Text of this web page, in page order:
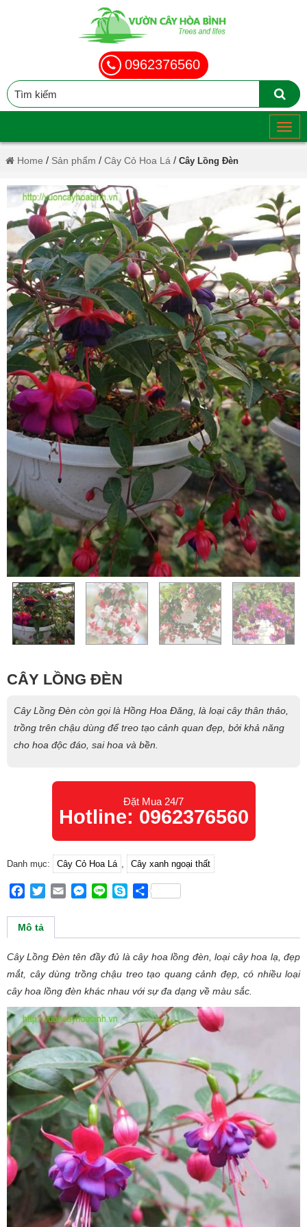
0962376560
Home / Sản phẩm / Cây Cỏ Hoa Lá / Cây Lồng Đèn
CÂY LỒNG ĐÈN
Cây Lồng Đèn còn gọi là Hồng Hoa Đăng, là loại cây thân thảo,
trồng trên chậu dùng để treo tạo cảnh quan đẹp, bởi khả năng
cho hoa độc đáo, sai hoa và bền.
Đặt Mua 24/7
Hotline: 0962376560
Danh mục: Cây Cỏ Hoa Lá Cây xanh ngoại thất
Facebook
TwitterEmailMessenger
Line SkypeShare
Mô tả
Cây Lồng Đèn tên đầy đủ là cây hoa lồng đèn, loại cây hoa lạ, đẹp
mắt, cây dùng trồng chậu treo tạo quang cảnh đẹp, có nhiều loại
cây hoa lồng đèn khác nhau với sự đa dạng về màu sắc.